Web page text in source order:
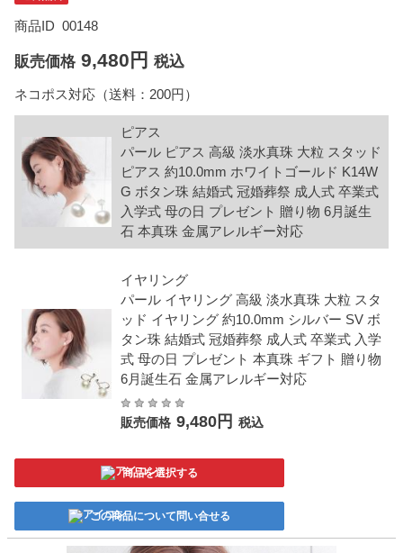
商品ID 00148
販売価格 9,480円 税込
ネコポス対応（送料：200円）
ピアス
パール ピアス 高級 淡水真珠 大粒 スタッド
ピアス 約10.0mm ホワイトゴールド K14W
G ボタン珠 結婚式 冠婚葬祭 成人式 卒業式
入学式 母の日 プレゼント 贈り物 6月誕生
石 本真珠 金属アレルギー対応
イヤリング
パール イヤリング 高級 淡水真珠 大粒 スタ
ッド イヤリング 約10.0mm シルバー SV ボ
タン珠 結婚式 冠婚葬祭 成人式 卒業式 入学
式 母の日 プレゼント 本真珠 ギフト 贈り物
6月誕生石 金属アレルギー対応
販売価格 9,480円 税込
商品を選択する
この商品について問い合せる